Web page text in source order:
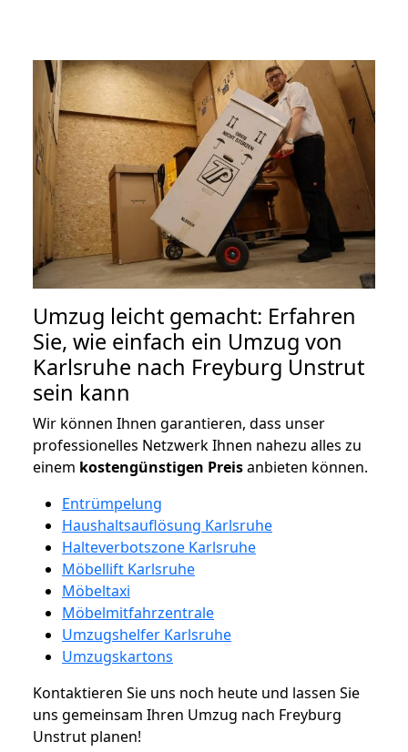
Umzug leicht gemacht: Erfahren
Sie, wie einfach ein Umzug von
Karlsruhe nach Freyburg Unstrut
sein kann
Wir können Ihnen garantieren, dass unser
professionelles Netzwerk Ihnen nahezu alles zu
einem kostengünstigen Preisanbieten können.
Entrümpelung
Haushaltsauflösung Karlsruhe
Halteverbotszone Karlsruhe
Möbellift Karlsruhe
Möbeltaxi
Möbelmitfahrzentrale
Umzugshelfer Karlsruhe
Umzugskartons
Kontaktieren Sie uns noch heute und lassen Sie
uns gemeinsam Ihren Umzug nach Freyburg
Unstrut planen!